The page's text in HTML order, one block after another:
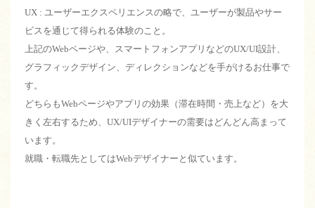
UX : ユーザーエクスペリエンスの略で、ユーザーが製品やサー
ビスを通じて得られる体験のこと。
上記のWebページや、スマートフォンアプリなどのUX/UI設計、
グラフィックデザイン、ディレクションなどを手がけるお仕事で
す。
どちらもWebページやアプリの効果（滞在時間・売上など）を大
きく左右するため、UX/UIデザイナーの需要はどんどん高まって
います。
就職・転職先としてはWebデザイナーと似ています。